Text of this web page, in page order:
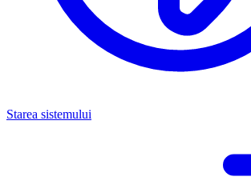
Starea sistemului